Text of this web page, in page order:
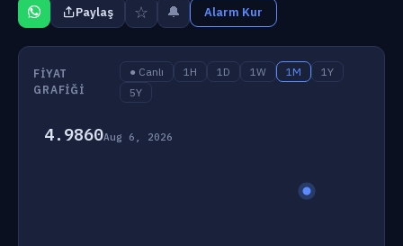
Paylaş ☆ 🔔 Alarm Kur
FIYAT
GRAFIĞI
● Canlı 1H 1D 1W 1M
1Y
5Y
4.9860Aug 6, 2026